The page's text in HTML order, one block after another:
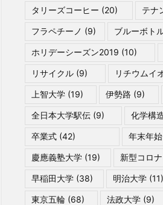
タリーズコーヒー (20) テナ
フラペチーノ (9) ブルーボト
ホリデーシーズン2019 (10)
リサイクル (9) リチウムイ
上智大学 (19) 伊勢路 (9)
全日本大学駅伝 (9) 化学構
卒業式 (42) 年末年始
慶應義塾大学 (19) 新型コロ
早稲田大学 (38) 明治大学 (11)
東京五輪 (68) 法政大学 (9)